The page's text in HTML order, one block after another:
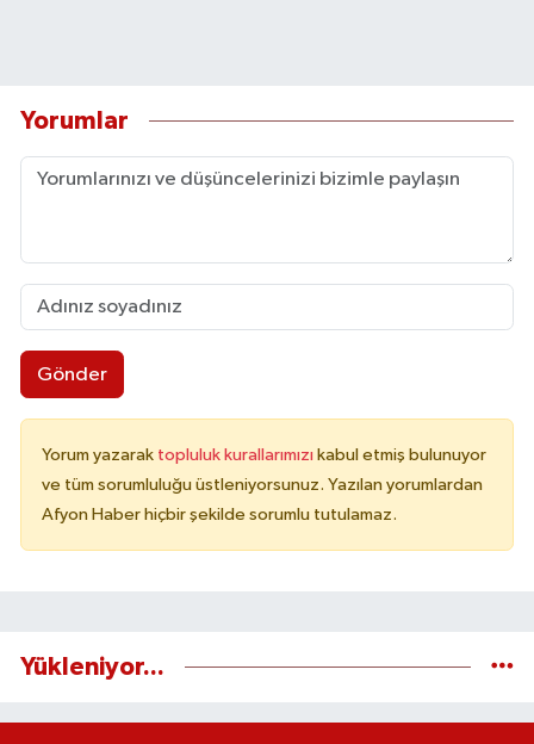
Yorumlar
Gönder
Yorum yazarak topluluk kurallarımızı kabul etmiş bulunuyor
ve tüm sorumluluğu üstleniyorsunuz. Yazılan yorumlardan
Afyon Haber hiçbir şekilde sorumlu tutulamaz.
Yükleniyor...